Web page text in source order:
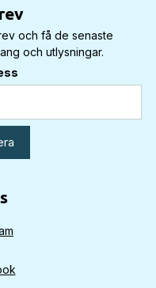
och få de senaste
och utlysningar.